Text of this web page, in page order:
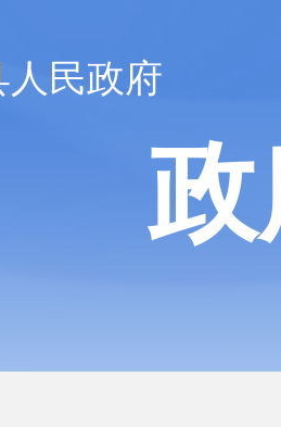
人民政府